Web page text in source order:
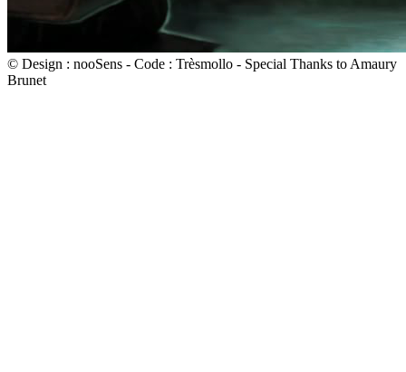
© Design : nooSens - Code : Trèsmollo - Special Thanks to Amaury
Brunet